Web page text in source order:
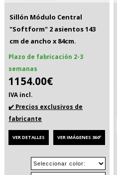
Sillón Módulo Central
"Softform" 2 asientos 143
cm de ancho x 84cm.
Plazo de fabricación 2-3
semanas
1154.00€
IVA incl.
✔️ Precios exclusivos de
fabricante
VER DETALLES VER IMÁGENES 360º